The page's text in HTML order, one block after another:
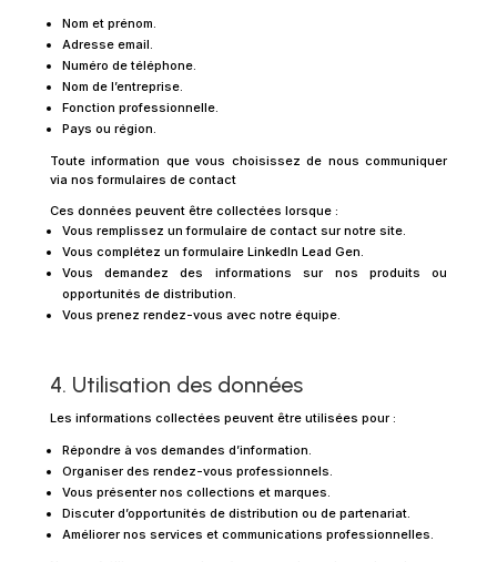
Nom et prénom.
Adresse email.
Numéro de téléphone.
Nom de l’entreprise.
Fonction professionnelle.
Pays ou région.
Toute information que vous choisissez de nous communiquer
via nos formulaires de contact
Ces données peuvent être collectées lorsque :
Vous remplissez un formulaire de contact sur notre site.
Vous complétez un formulaire LinkedIn Lead Gen.
Vous demandez des informations sur nos produits ou
opportunités de distribution.
Vous prenez rendez-vous avec notre équipe.
4. Utilisation des données
Les informations collectées peuvent être utilisées pour :
Répondre à vos demandes d’information.
Organiser des rendez-vous professionnels.
Vous présenter nos collections et marques.
Discuter d’opportunités de distribution ou de partenariat.
Améliorer nos services et communications professionnelles.